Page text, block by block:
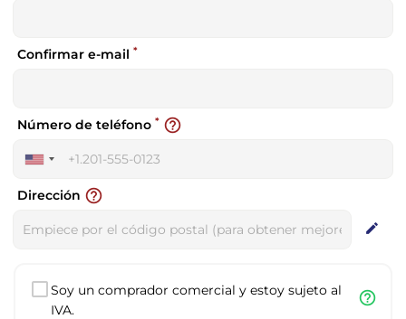
Confirmar e-mail *
United
+1
Número de teléfono * help_outline
Dirección help_outline
edit
Soy un comprador comercial y estoy sujeto al
IVA.
help_outline